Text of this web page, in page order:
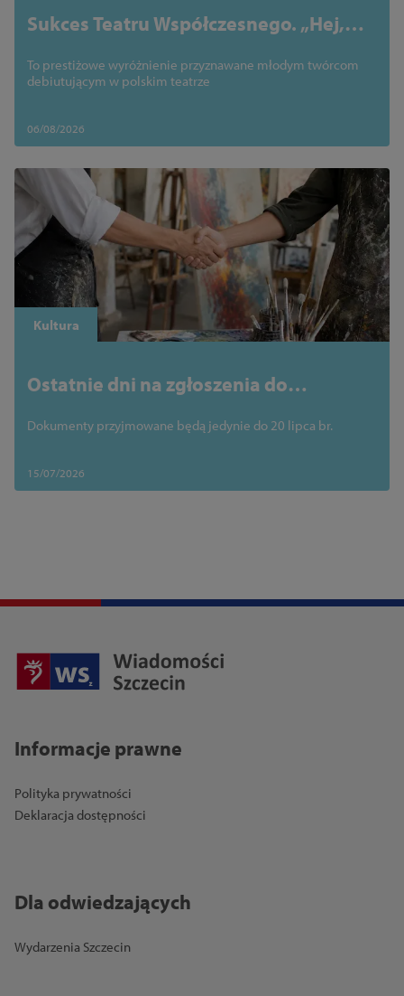
Sukces Teatru Współczesnego. „Hej,
Międzynarodowym Festiwalu
Szekspirowskim
To prestiżowe wyróżnienie przyznawane młodym twórcom
debiutującym w polskim teatrze
06/08/2026
Kultura
Ostatnie dni na zgłoszenia do
Dokumenty przyjmowane będą jedynie do 20 lipca br.
15/07/2026
Informacje prawne
Polityka prywatności
Deklaracja dostępności
Dla odwiedzających
Wydarzenia Szczecin